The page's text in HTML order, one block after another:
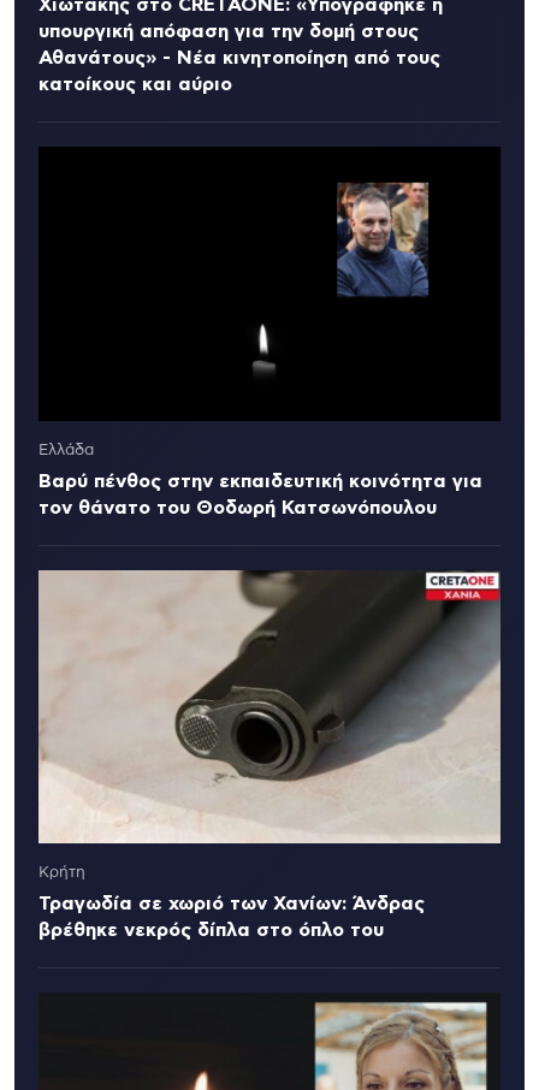
Χιωτάκης στο CRETAONE: «Υπογράφηκε η
υπουργική απόφαση για την δομή στους
Αθανάτους» - Νέα κινητοποίηση από τους
κατοίκους και αύριο
Ελλάδα
Βαρύ πένθος στην εκπαιδευτική κοινότητα για
τον θάνατο του Θοδωρή Κατσωνόπουλου
Κρήτη
Τραγωδία σε χωριό των Χανίων: Άνδρας
βρέθηκε νεκρός δίπλα στο όπλο του